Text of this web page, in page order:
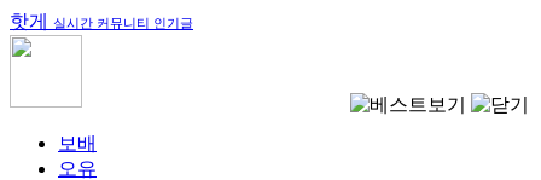
핫게 실시간 커뮤니티 인기글
보배
오유